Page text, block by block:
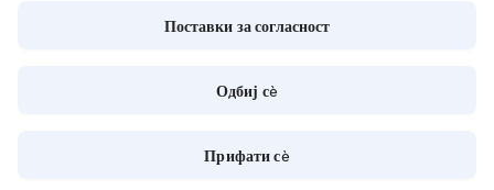
НАЈДИ ЛОКАЦИЈА
Поставки за согласност
Одбиј сè
Прифати сè